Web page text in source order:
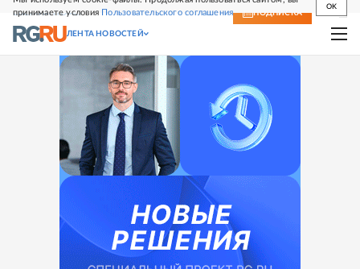
принимаете условия Пользовательского соглашения
OK
СВЕЖИЙ НОМЕР ПОДПИСКА
ЛЕНТА НОВОСТЕЙ